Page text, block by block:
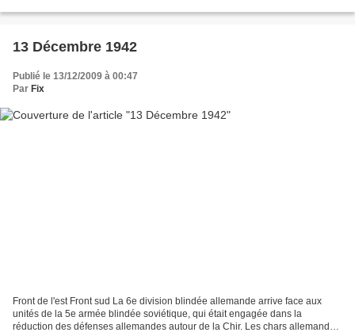
13 Décembre 1942
Publié le 13/12/2009 à 00:47
Par Fix
Front de l'est Front sud La 6e division blindée allemande arrive face aux
unités de la 5e armée blindée soviétique, qui était engagée dans la
réduction des défenses allemandes autour de la Chir. Les chars allemands